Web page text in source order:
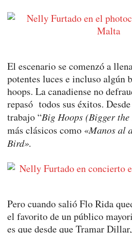
El escenario se comenzó a
potentes luces e incluso algún
hoops. La canadiense no
repasó todos sus éxitos.
trabajo “Big Hoops (Bigger
más clásicos como «Manos al
Bird».
Pero cuando salió Flo Rida
el favorito de un público
es que desde que Tramar